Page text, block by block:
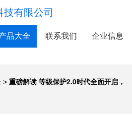
有限公司
品大全 联系我们 企业信息
> 重磅解读 等级保护2.0时代全面开启，